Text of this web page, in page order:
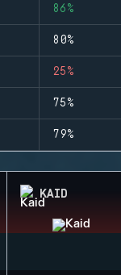
86%
80%
25%
75%
79%
KAID